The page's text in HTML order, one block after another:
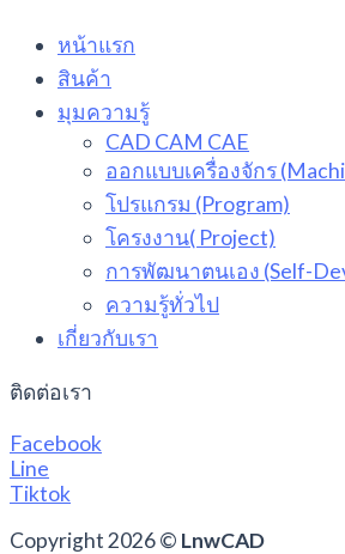
หน้าแรก
สินค้า
มุมความรู้
CAD CAM CAE
ออกแบบเครื่องจักร
โปรแกรม (Program)
โครงงาน( Project)
การพัฒนาตนเอง (Self-
ความรู้ทั่วไป
เกี่ยวกับเรา
ติดต่อเรา
Facebook
Line
Tiktok
Copyright 2026 © LnwCAD